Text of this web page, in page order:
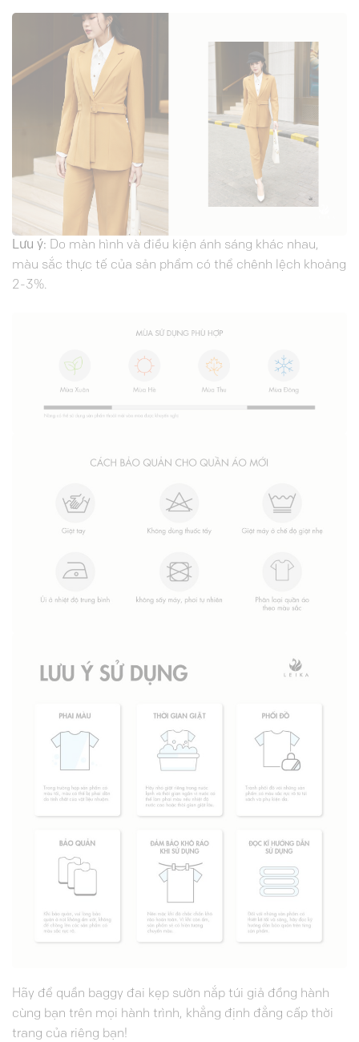
Lưu ý: Do màn hình và điều kiện ánh sáng khác nhau,
màu sắc thực tế của sản phẩm có thể chênh lệch khoảng
2-3%.
Hãy để quần baggy đai kẹp sườn nắp túi giả đồng hành
cùng bạn trên mọi hành trình, khẳng định đẳng cấp thời
trang của riêng bạn!